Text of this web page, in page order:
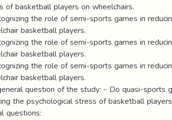
of basketball players on wheelchairs.
the role of semi-sports games in
basketball players.
the role of semi-sports games in
basketball players.
the role of semi-sports games in
basketball players.
question of the study: - Do quasi-sports
the psychological stress of basketball
questions: